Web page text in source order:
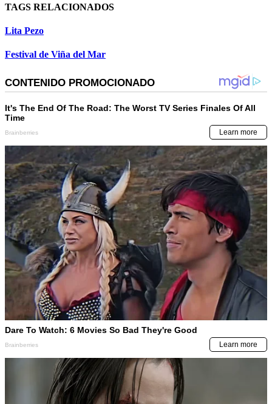
TAGS RELACIONADOS
Lita Pezo
Festival de Viña del Mar